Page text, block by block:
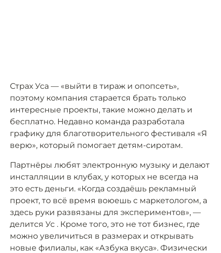
Страх Уса — «выйти в тираж и опопсеть»,
поэтому компания старается брать только
интересные проекты, такие можно делать и
бесплатно. Недавно команда разработала
графику для благотворительного фестиваля «Я
верю», который помогает детям-сиротам.
Партнёры любят электронную музыку и делают
инсталляции в клубах, у которых не всегда на
это есть деньги. «Когда создаёшь рекламный
проект, то всё время воюешь с маркетологом, а
здесь руки развязаны для экспериментов», —
делится Ус . Кроме того, это не тот бизнес, где
можно увеличиться в размерах и открывать
новые филиалы, как «Азбука вкуса». Физически